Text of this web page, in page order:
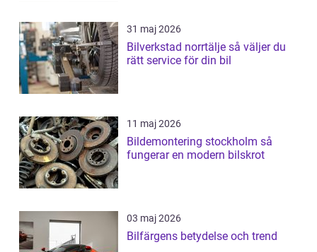
31 maj 2026
Bilverkstad norrtälje så väljer du
rätt service för din bil
11 maj 2026
Bildemontering stockholm så
fungerar en modern bilskrot
03 maj 2026
Bilfärgens betydelse och trend